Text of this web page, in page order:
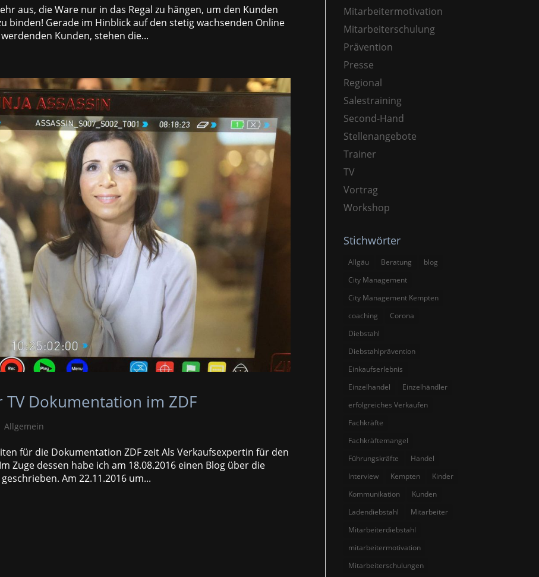
aus, die Ware nur in das Regal zu hängen, um den Kunden
binden! Gerade im Hinblick auf den stetig wachsenden Online
Kunden, stehen die...
Dokumentation im ZDF
Allgemein
für die Dokumentation ZDF zeit Als Verkaufsexpertin für den
Zuge dessen habe ich am 18.08.2016 einen Blog über die
Am 22.11.2016 um...
Mitarbeitermotivation
Mitarbeiterschulung
Prävention
Presse
Regional
Salestraining
Second-Hand
Stellenangebote
Trainer
TV
Vortrag
Workshop
Stichwörter
Allgäu Beratung
blog
City Management
City Management Kempten
coaching
Corona
Diebstahl
Diebstahlprävention
Einkaufserlebnis
Einzelhandel
Einzelhändler
erfolgreiches Verkaufen
Fachkräfte
Fachkräftemangel
Führungskräfte
Handel
Interview
Kempten
Kinder
Kommunikation
Kunden
Ladendiebstahl
Mitarbeiter
Mitarbeiterdiebstahl
mitarbeitermotivation
Mitarbeiterschulungen